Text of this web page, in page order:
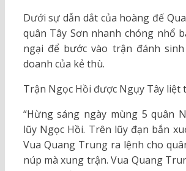
Dưới sự dẫn dắt của hoàng đế
quân Tây Sơn nhanh chóng nhổ
ngại để bước vào trận đánh
doanh của kẻ thù.
Trận Ngọc Hồi được Ngụy Tây liệt
“Hừng sáng ngày mùng 5 quân
lũy Ngọc Hồi. Trên lũy đạn bắn
Vua Quang Trung ra lệnh cho
núp mà xung trận. Vua Quang